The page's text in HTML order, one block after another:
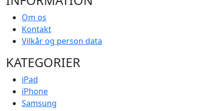
Om os
Kontakt
Vilkår og person data
KATEGORIER
iPad
iPhone
Samsung